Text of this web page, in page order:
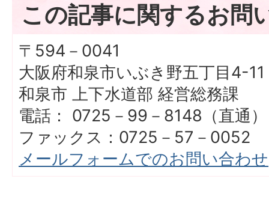
この記事に関するお問
〒594－0041
大阪府和泉市いぶき野五丁目4-11
和泉市 上下水道部 経営総務課
電話： 0725－99－8148（直通）
ファックス：0725－57－0052
メールフォームでのお問い合わせ